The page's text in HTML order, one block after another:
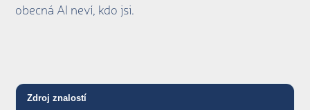
obecná AI neví, kdo jsi.
Zdroj znalostí